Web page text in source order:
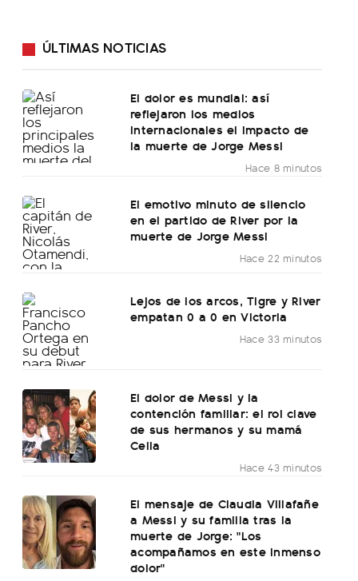
ÚLTIMAS NOTICIAS
El dolor es mundial: así
reflejaron los medios
internacionales el impacto de
la muerte de Jorge Messi
Hace 8 minutos
El emotivo minuto de silencio
en el partido de River por la
muerte de Jorge Messi
Hace 22 minutos
Lejos de los arcos, Tigre y River
empatan 0 a 0 en Victoria
Hace 33 minutos
El dolor de Messi y la
contención familiar: el rol clave
de sus hermanos y su mamá
Celia
Hace 43 minutos
El mensaje de Claudia Villafañe
a Messi y su familia tras la
muerte de Jorge: "Los
acompañamos en este inmenso
dolor"